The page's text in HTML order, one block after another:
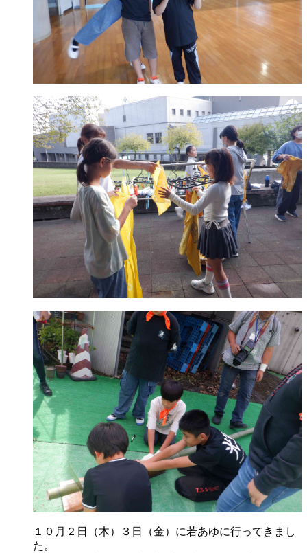
１０月２日（木）３日（金）に若あゆに行ってきまし
た。